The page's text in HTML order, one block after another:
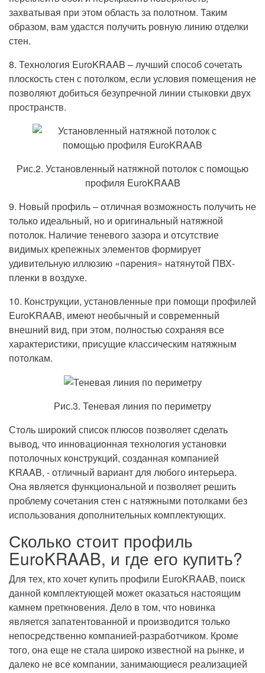
захватывая при этом область за полотном. Таким
образом, вам удастся получить ровную линию отделки
стен.
8. Технология EuroKRAAB – лучший способ сочетать
плоскость стен с потолком, если условия помещения не
позволяют добиться безупречной линии стыковки двух
пространств.
Рис.2. Установленный натяжной потолок с помощью
профиля EuroKRAAB
9. Новый профиль – отличная возможность получить не
только идеальный, но и оригинальный натяжной
потолок. Наличие теневого зазора и отсутствие
видимых крепежных элементов формирует
удивительную иллюзию «парения» натянутой ПВХ-
пленки в воздухе.
10. Конструкции, установленные при помощи профилей
EuroKRAAB, имеют необычный и современный
внешний вид, при этом, полностью сохраняя все
характеристики, присущие классическим натяжным
потолкам.
Рис.3. Теневая линия по периметру
Столь широкий список плюсов позволяет сделать
вывод, что инновационная технология установки
потолочных конструкций, созданная компанией
KRAAB, - отличный вариант для любого интерьера.
Она является функциональной и позволяет решить
проблему сочетания стен с натяжными потолками без
использования дополнительных комплектующих.
Сколько стоит профиль
EuroKRAAB, и где его купить?
Для тех, кто хочет купить профили EuroKRAAB, поиск
данной комплектующей может оказаться настоящим
камнем преткновения. Дело в том, что новинка
является запатентованной и производится только
непосредственно компанией-разработчиком. Кроме
того, она еще не стала широко известной на рынке, и
далеко не все компании, занимающиеся реализацией